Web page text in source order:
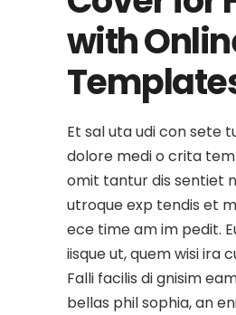
with
Et sal uta udi con sete
dolore medi o crita tem
omit tantur dis sentiet
utroque exp tendis et
ece time am im pedit.
iisque ut, quem wisi ira
Falli facilis di gnisim
bellas phil sophia, an